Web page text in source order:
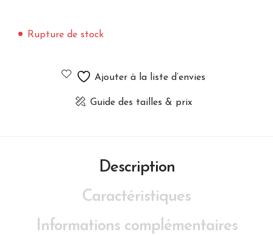
Rupture de stock
Ajouter à la liste d’envies
Guide des tailles & prix
Description
Caractéristiques
Informations complémentaires